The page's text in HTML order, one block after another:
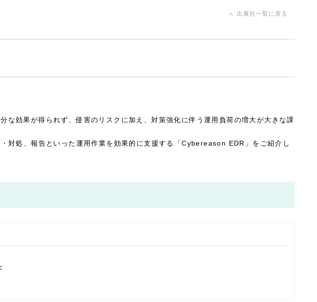
出展社一覧に戻る
な効果が得られず、侵害のリスクに加え、対策強化に伴う運用負荷の増大が大きな課
対処、報告といった運用作業を効果的に支援する「Cybereason EDR」をご紹介し